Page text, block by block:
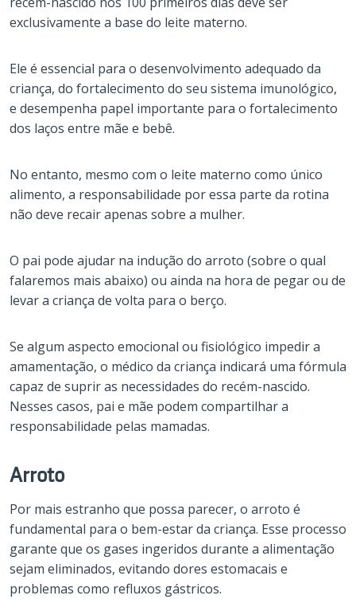
exclusivamente a base do leite materno.
Ele é essencial para o desenvolvimento adequado da
criança, do fortalecimento do seu sistema imunológico,
e desempenha papel importante para o fortalecimento
dos laços entre mãe e bebê.
No entanto, mesmo com o leite materno como único
alimento, a responsabilidade por essa parte da rotina
não deve recair apenas sobre a mulher.
O pai pode ajudar na indução do arroto (sobre o qual
falaremos mais abaixo) ou ainda na hora de pegar ou de
levar a criança de volta para o berço.
Se algum aspecto emocional ou fisiológico impedir a
amamentação, o médico da criança indicará uma fórmula
capaz de suprir as necessidades do recém-nascido.
Nesses casos, pai e mãe podem compartilhar a
responsabilidade pelas mamadas.
Arroto
Por mais estranho que possa parecer, o arroto é
fundamental para o bem-estar da criança. Esse processo
garante que os gases ingeridos durante a alimentação
sejam eliminados, evitando dores estomacais e
problemas como refluxos gástricos.